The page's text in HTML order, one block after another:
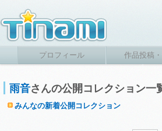
プロフィール 作品投稿
雨音さんの公開コレクション一
みんなの新着公開コレクション